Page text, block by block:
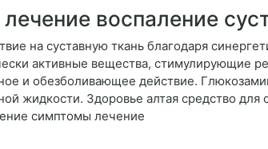
воспаление
на суставную ткань благодаря
активные вещества, стимулирующие
и обезболивающее действие.
жидкости. Здоровье алтая средство для
симптомы лечение